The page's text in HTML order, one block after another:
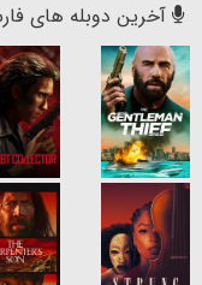
آخرین دوبله های